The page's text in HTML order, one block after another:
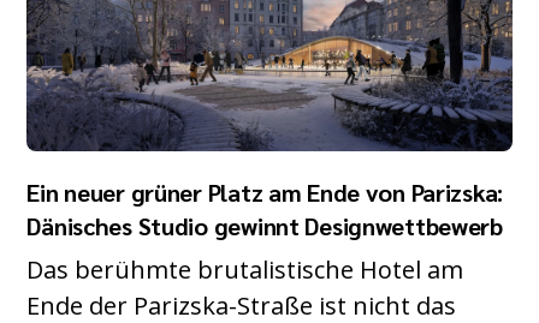
Ein neuer grüner Platz am Ende von Parizska:
Dänisches Studio gewinnt Designwettbewerb
Das berühmte brutalistische Hotel am
Ende der Parizska-Straße ist nicht das